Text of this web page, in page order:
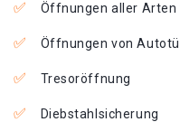
Öffnungen aller Arten
Öffnungen von
Tresoröffnung
Diebstahlsicherung